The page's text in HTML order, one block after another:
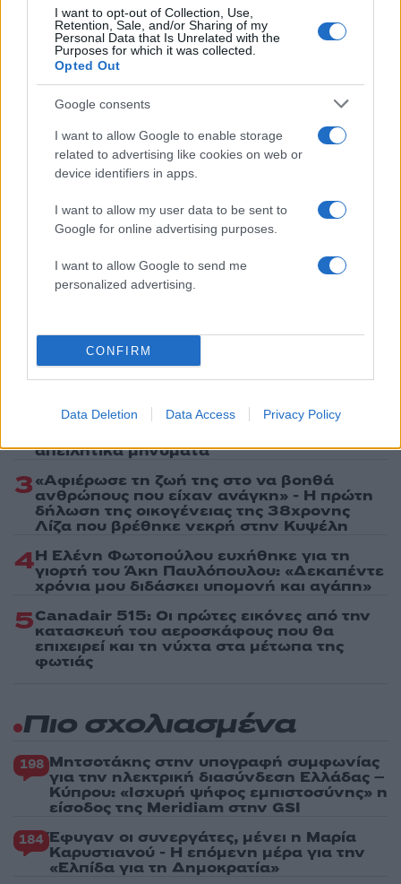
I want to opt-out of Collection, Use,
Retention, Sale, and/or Sharing of my
Personal Data that Is Unrelated with the
Purposes for which it was collected.
Opted Out
Google consents
I want to allow Google to enable storage
related to advertising like cookies on web or
device identifiers in apps.
I want to allow my user data to be sent to
Google for online advertising purposes.
I want to allow Google to send me
personalized advertising.
CONFIRM
Data Deletion Data Access Privacy Policy
Πολιτική Απορρήτου&Όροι Χρήσηςτης Google.
Media
ΣΑΚΗΣ ΤΑΝΙΜΑΝΙΔΗΣ
Share:
Ακολουθήστε το Νewsit.gr στοGoogle News
ενημερωθείτε πρώτοι για όλη την ειδησεογραφία και τα
τελευταία νέατης ημέρας
Πιο δημοφιλή
Ο Κώστας Σαμαράς δημοσίευσε μία παιδική
φωτογραφία για την επέτειο θανάτου της
αδελφής του, Λένας
δύο καταθέσεις «κλειδί» της συζύγου του
26χρονου Αφγανού – Το στίγμα του
απειλητικά μηνύματα
3«Αφιέρωσε τη ζωή της στο να βοηθά
ανθρώπους που είχαν ανάγκη» - Η πρώτη
δήλωση της οικογένειας της 38χρονης
Λίζα που βρέθηκε νεκρή στην Κυψέλη
4Η Ελένη Φωτοπούλου ευχήθηκε για τη
γιορτή του Άκη Παυλόπουλου: «Δεκαπέντε
χρόνια μου διδάσκει υπομονή και αγάπη»
5Canadair 515: Οι πρώτες εικόνες από την
κατασκευή του αεροσκάφους που θα
επιχειρεί και τη νύχτα στα μέτωπα της
φωτιάς
Πιο σχολιασμένα
198 Μητσοτάκης στην υπογραφή συμφωνίας
για την ηλεκτρική διασύνδεση Ελλάδας –
Κύπρου: «Ισχυρή ψήφος εμπιστοσύνης» η
είσοδος της Meridiam στην GSI
184 Έφυγαν οι συνεργάτες, μένει η Μαρία
Καρυστιανού - Η επόμενη μέρα για την
«Ελπίδα για τη Δημοκρατία»